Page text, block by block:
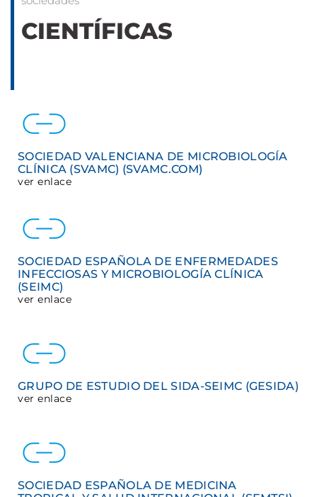
CIENTÍFICAS
SOCIEDAD VALENCIANA DE MICROBIOLOGÍA
CLÍNICA (SVAMC) (SVAMC.COM)
ver enlace
SOCIEDAD ESPAÑOLA DE ENFERMEDADES
INFECCIOSAS Y MICROBIOLOGÍA CLÍNICA
(SEIMC)
ver enlace
GRUPO DE ESTUDIO DEL SIDA-SEIMC (GESIDA)
ver enlace
SOCIEDAD ESPAÑOLA DE MEDICINA